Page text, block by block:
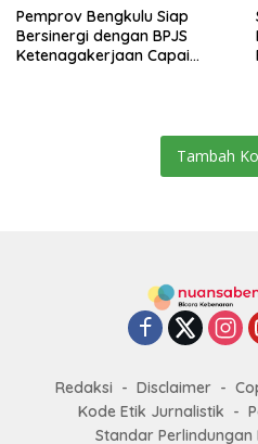
Pemprov Bengkulu Siap
Bersinergi dengan BPJS
Ketenagakerjaan Capai
Tambah
Redaksi Disclaimer
Kode Etik Jurnalistik
Standar